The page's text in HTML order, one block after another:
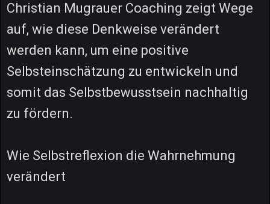
Christian Mugrauer Coaching zeigt Wege
auf, wie diese Denkweise verändert
werden kann, um eine positive
Selbsteinschätzung zu entwickeln und
somit das Selbstbewusstsein nachhaltig
zu fördern.
Wie Selbstreflexion die Wahrnehmung
verändert